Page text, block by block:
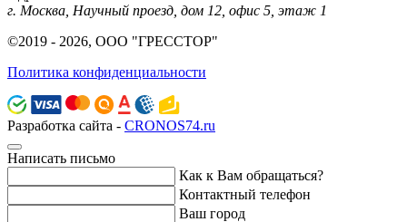
г. Москва, Научный проезд, дом 12, офис 5, этаж 1
©2019 - 2026, ООО "ГРЕССТОР"
Политика конфиденциальности
Разработка сайта - CRONOS74.ru
Написать письмо
Как к Вам обращаться?
Контактный телефон
Ваш город